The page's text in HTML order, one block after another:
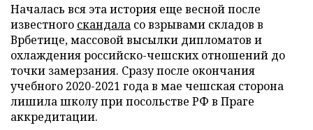
Началась вся эта история еще весной после
известного скандала со взрывами складов в
Врбетице, массовой высылки дипломатов и
охлаждения российско-чешских отношений до
точки замерзания. Сразу после окончания
учебного 2020-2021 года в мае чешская сторона
лишила школу при посольстве РФ в Праге
аккредитации.